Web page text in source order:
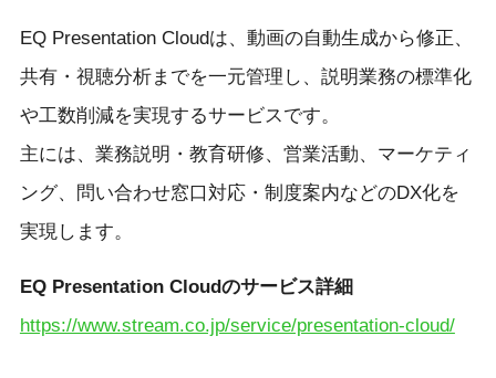
EQ Presentation Cloudは、動画の自動生成から修正、
共有・視聴分析までを一元管理し、説明業務の標準化
や工数削減を実現するサービスです。
主には、業務説明・教育研修、営業活動、マーケティ
ング、問い合わせ窓口対応・制度案内などのDX化を
実現します。
EQ Presentation Cloudのサービス詳細
https://www.stream.co.jp/service/presentation-cloud/